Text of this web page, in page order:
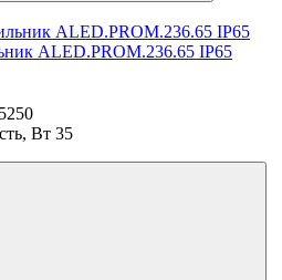
ALED.PROM.236.65 IP65
5250
Вт 35